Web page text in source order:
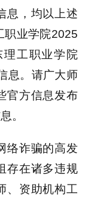
息，均以上述
职业学院2025
工职业学院
息。请广大师
官方信息发布
。
络诈骗的高发
存在诸多违规
、资助机构工